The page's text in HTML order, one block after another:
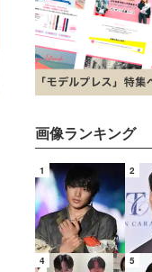
画像ランキング
1 2
4 5